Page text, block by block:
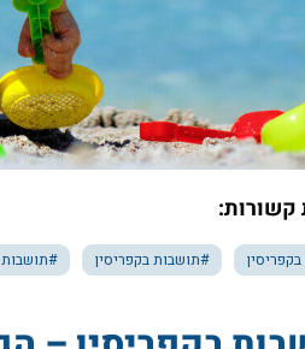
קשורות:
#תושבות בקפריסין #תושבות